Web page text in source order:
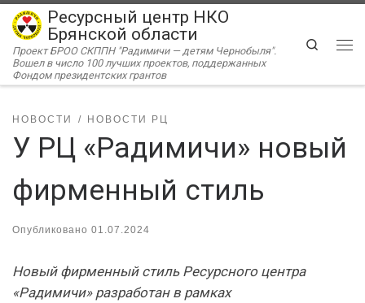
Перейти к содержимому
Ресурсный центр НКО
Брянской области
Проект БРОО СКППН "Радимичи — детям Чернобыля".
Вошел в число 100 лучших проектов, поддержанных
Фондом президентских грантов
Search
НОВОСТИ НОВОСТИ РЦ
У РЦ «Радимичи» новый
фирменный стиль
Опубликовано 01.07.2024
Новый фирменный стиль Ресурсного центра
«Радимичи» разработан в рамках